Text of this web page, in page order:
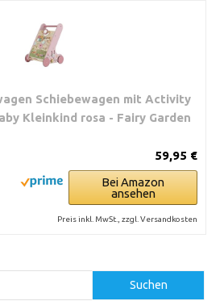
Schiebewagen mit Activity
Kleinkind rosa - Fairy Garden
59,95 €
Bei Amazon
ansehen
Preis inkl. MwSt., zzgl. Versandkosten
Suchen